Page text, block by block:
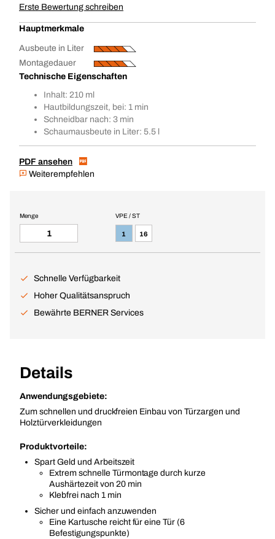
Erste Bewertung schreiben
Hauptmerkmale
Ausbeute in Liter
Montagedauer
Technische Eigenschaften
Inhalt: 210 ml
Hautbildungszeit, bei: 1 min
Schneidbar nach: 3 min
Schaumausbeute in Liter: 5.5 l
PDF ansehen
Weiterempfehlen
VPE / ST
1 16
Menge
Schnelle Verfügbarkeit
Hoher Qualitätsanspruch
Bewährte BERNER Services
Details
Anwendungsgebiete:
Zum schnellen und druckfreien Einbau von Türzargen und
Holztürverkleidungen
Produktvorteile:
Spart Geld und Arbeitszeit
Extrem schnelle Türmontage durch kurze
Aushärtezeit von 20 min
Klebfrei nach 1 min
Sicher und einfach anzuwenden
Eine Kartusche reicht für eine Tür (6
Befestigungspunkte)